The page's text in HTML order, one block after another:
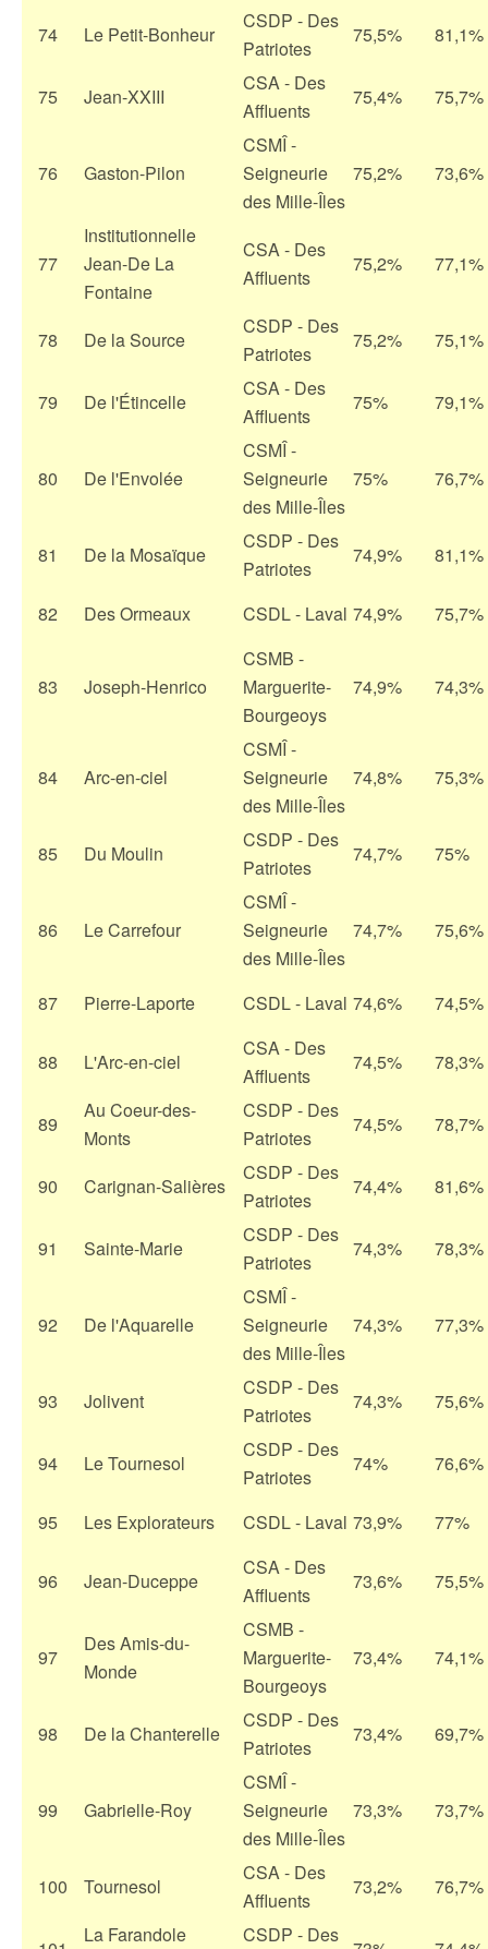
74 Le Petit-Bonheur
CSDP - Des
Patriotes
75,5% 81,1%
75 Jean-XXIII
CSA - Des
Affluents
75,4% 75,7%
76 Gaston-Pilon
CSMÎ -
Seigneurie
des Mille-Îles
75,2% 73,6%
77
Institutionnelle
Jean-De La
Fontaine
CSA - Des
Affluents
75,2% 77,1%
78 De la Source
CSDP - Des
Patriotes
75,2% 75,1%
79 De l'Étincelle
CSA - Des
Affluents
75% 79,1%
80 De l'Envolée
CSMÎ -
Seigneurie
des Mille-Îles
75% 76,7%
81 De la Mosaïque
CSDP - Des
Patriotes
74,9% 81,1%
82 Des Ormeaux CSDL - Laval 74,9% 75,7%
83 Joseph-Henrico
CSMB -
Marguerite-
Bourgeoys
74,9% 74,3%
84 Arc-en-ciel
CSMÎ -
Seigneurie
des Mille-Îles
74,8% 75,3%
85 Du Moulin
CSDP - Des
Patriotes
74,7% 75%
86 Le Carrefour
CSMÎ -
Seigneurie
des Mille-Îles
74,7% 75,6%
87 Pierre-Laporte CSDL - Laval 74,6% 74,5%
88 L'Arc-en-ciel
CSA - Des
Affluents
74,5% 78,3%
89
Au Coeur-des-
Monts
CSDP - Des
Patriotes
74,5% 78,7%
90 Carignan-Salières
CSDP - Des
Patriotes
74,4% 81,6%
91 Sainte-Marie
CSDP - Des
Patriotes
74,3% 78,3%
92 De l'Aquarelle
CSMÎ -
Seigneurie
des Mille-Îles
74,3% 77,3%
93 Jolivent
CSDP - Des
Patriotes
74,3% 75,6%
94 Le Tournesol
CSDP - Des
Patriotes
74% 76,6%
95 Les Explorateurs CSDL - Laval 73,9% 77%
96 Jean-Duceppe
CSA - Des
Affluents
73,6% 75,5%
97
Des Amis-du-
Monde
CSMB -
Marguerite-
Bourgeoys
73,4% 74,1%
98 De la Chanterelle
CSDP - Des
Patriotes
73,4% 69,7%
99 Gabrielle-Roy
CSMÎ -
Seigneurie
des Mille-Îles
73,3% 73,7%
100 Tournesol
CSA - Des
Affluents
73,2% 76,7%
La Farandole CSDP - Des